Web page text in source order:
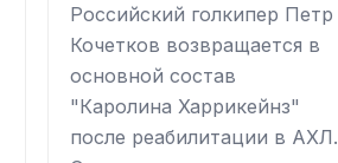
Российский голкипер Петр
Кочетков возвращается в
основной состав
"Каролина Харрикейнз"
после реабилитации в АХЛ.